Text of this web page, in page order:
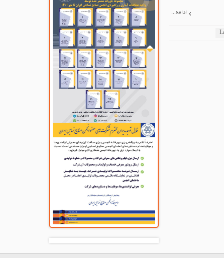
ادامه...